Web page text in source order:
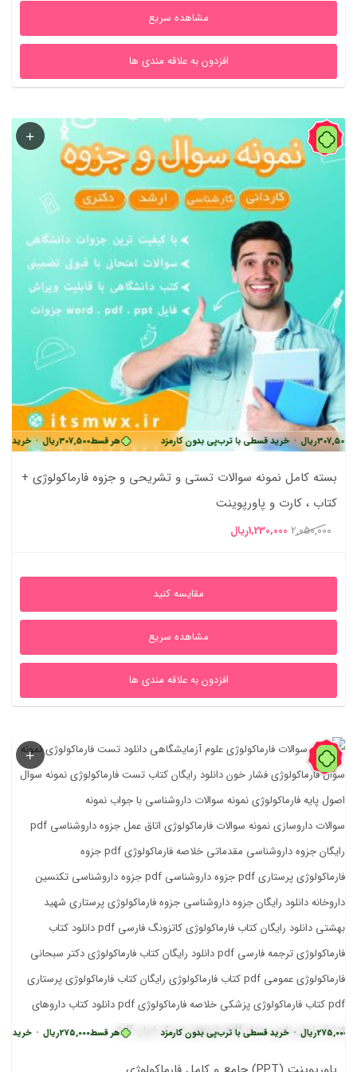
مشاهده سریع
افزدون به علاقه مندی ها
40%
هر قسط307,500ریال • خرید قسطی با • خرید قسطی با ترب‌پی بدون کارمزد
بسته کامل نمونه سوالات تستی و تشریحی و جزوه فارماکولوژی +
کتاب ، کارت و پاورپوینت
2,050,000 قیمت
2,050,000ریال
1,230,000ریال
1,230,000ریال
مقایسه کنید
مشاهده سریع
افزدون به علاقه مندی ها
41%
هر قسط 275,000ریال • خرید قسطی با • خرید قسطی با ترب‌پی بدون کارمزد